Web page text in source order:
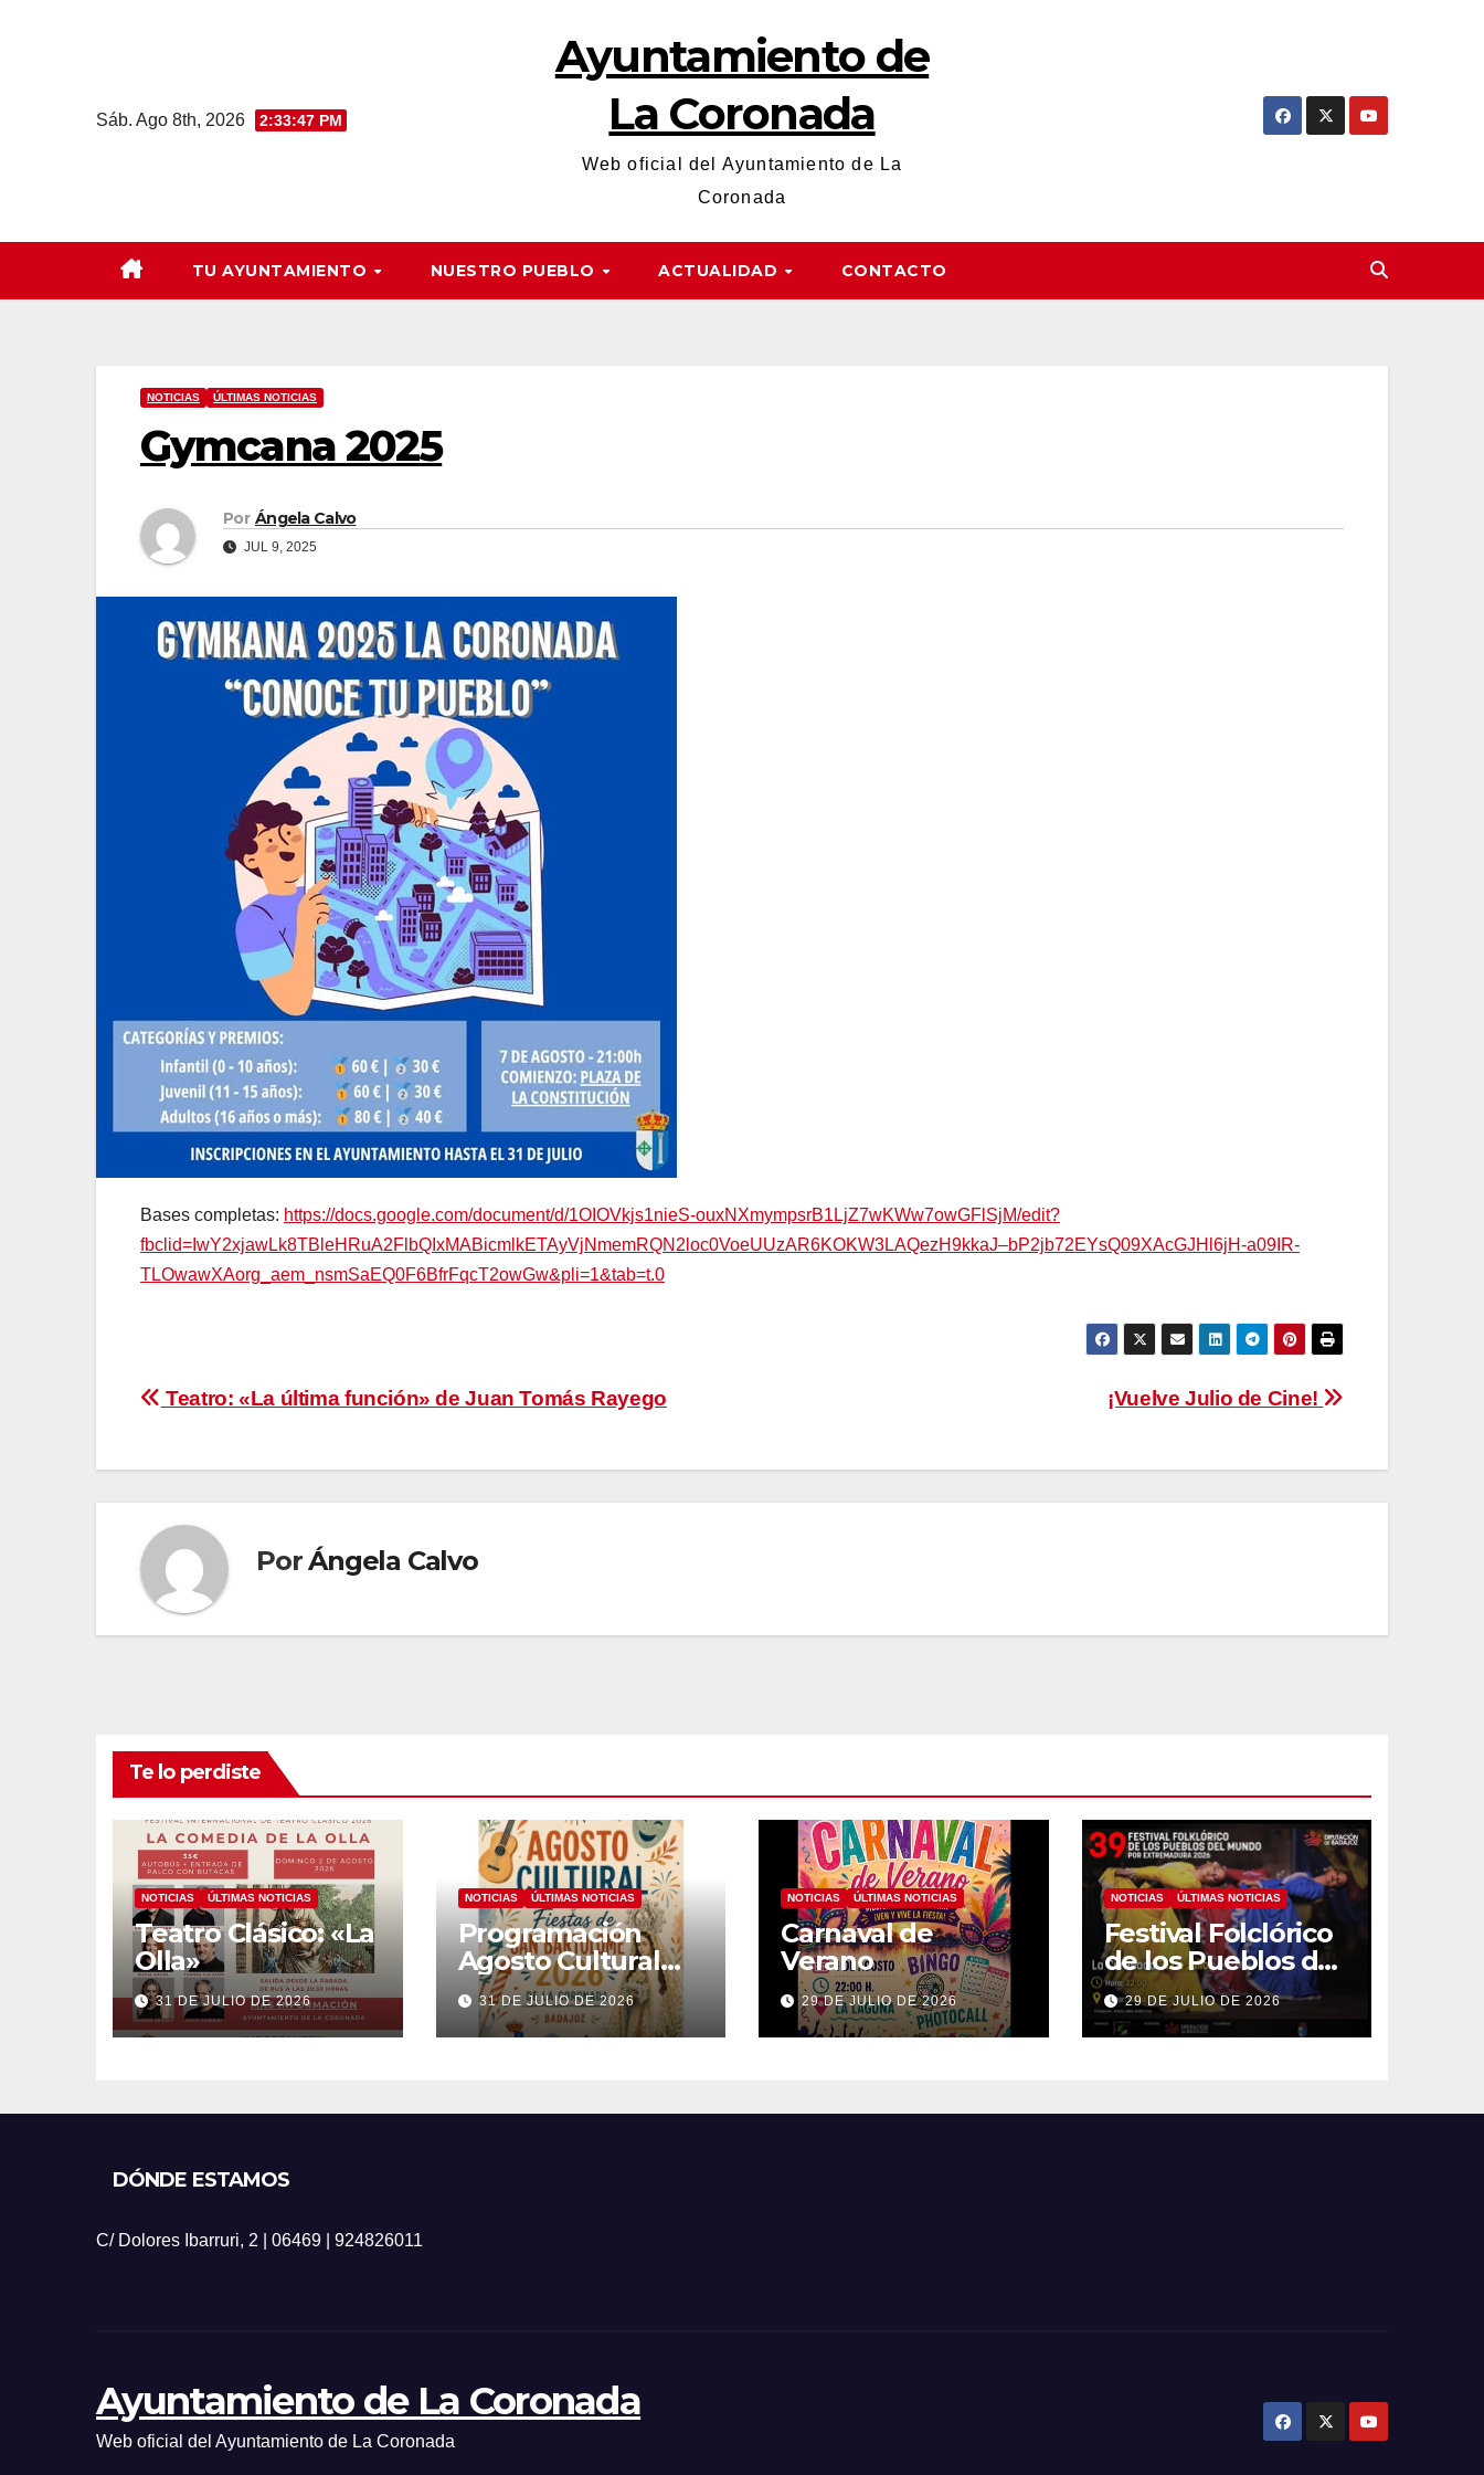
Sáb. Ago 8th, 2026 2:33:48 PM
Ayuntamiento de
La Coronada
Web oficial del Ayuntamiento de La
Coronada
TU AYUNTAMIENTO NUESTRO PUEBLO ACTUALIDAD CONTACTO
NOTICIAS ÚLTIMAS NOTICIAS
Gymcana 2025
Por Ángela Calvo
JUL 9, 2025
Bases completas: https://docs.google.com/document/d/1OIOVkjs1nieS-ouxNXmympsrB1LjZ7wKWw7owGFlSjM/edit?
fbclid=IwY2xjawLk8TBleHRuA2FlbQIxMABicmlkETAyVjNmemRQN2loc0VoeUUzAR6KOKW3LAQezH9kkaJ–bP2jb72EYsQ09XAcGJHl6jH-a09IR-
TLOwawXAorg_aem_nsmSaEQ0F6BfrFqcT2owGw&pli=1&tab=t.0
Navegación
¡Vuelve Julio de Cine!
Teatro: «La última función» de Juan Tomás Rayego
PorÁngela Calvo
Te lo perdiste
NOTICIAS ÚLTIMAS NOTICIAS
Teatro Clásico: «La
Olla»
31 DE JULIO DE 2026
NOTICIAS ÚLTIMAS NOTICIAS
Programación
Agosto Cultural
2026
31 DE JULIO DE 2026
NOTICIAS ÚLTIMAS NOTICIAS
Carnaval de
Verano
29 DE JULIO DE 2026
NOTICIAS ÚLTIMAS NOTICIAS
Festival Folclórico
de los Pueblos del
Mundo
29 DE JULIO DE 2026
DÓNDE ESTAMOS
C/ Dolores Ibarruri, 2 | 06469 | 924826011
Ayuntamiento de La Coronada
Web oficial del Ayuntamiento de La Coronada